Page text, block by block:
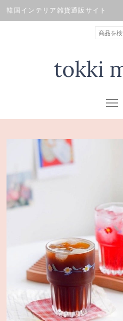
韓国インテリア雑貨通販サイト